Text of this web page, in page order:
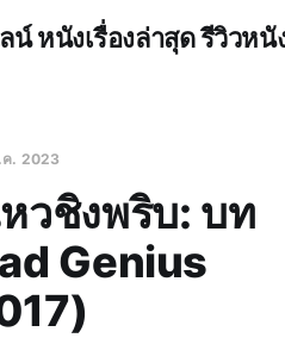
หนังเรื่องล่าสุด รีวิวหนั
ค. 2023
วชิงพริบ: บท
Genius